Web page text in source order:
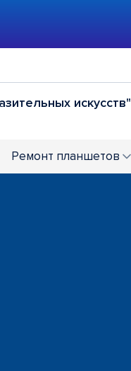
искусств"
79-91-43
Ремонт планшетов